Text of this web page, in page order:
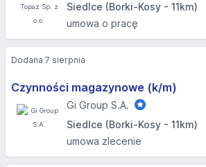
Siedlce (Borki-Kosy - 11km)
umowa o pracę
Czynności magazynowe (k/m)
Gi Group S.A.
Siedlce (Borki-Kosy - 11km)
umowa zlecenie
Dodana 7 sierpnia